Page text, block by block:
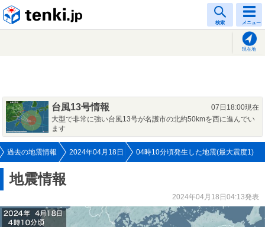
検索 メニュー
現在地
台風13号情報
07日18:00現在
大型で非常に強い台風13号が名護市の北約50kmを西に進んでい
ます
過去の地震情報 2024年04月18日 04時10分頃発生した地震(最大震度1)
地震情報
2024年04月18日04:13発表